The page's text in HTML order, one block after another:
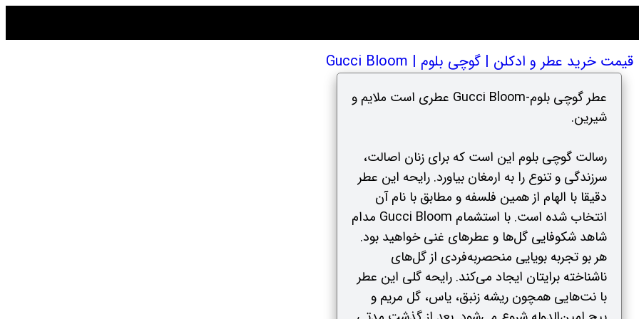
قیمت خرید عطر و ادکلن | گوچی بلوم | Gucci Bloom
عطر گوچی بلوم-Gucci Bloom عطری است ملایم و
شیرین.
رسالت گوچی‌ بلوم این است که برای زنان اصالت،
سرزندگی و تنوع را به ارمغان بیاورد. رایحه این عطر
دقیقا با الهام از همین فلسفه و مطابق با نام آن
انتخاب شده است. با استشمام Gucci Bloom مدام
شاهد شکوفایی گل‌ها و عطرهای غنی خواهید بود.
هر بو تجربه بویایی منحصربه‌فردی از گل‌های
ناشناخته برایتان ایجاد می‌کند. رایحه گلی این عطر
با نت‌هایی همچون ریشه زنبق، یاس، گل مریم و